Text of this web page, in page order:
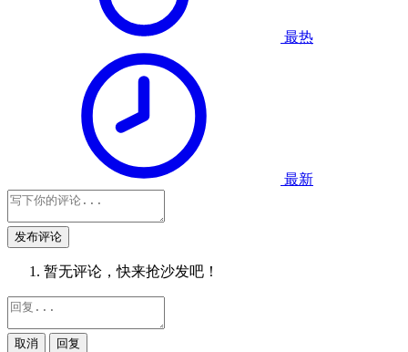
最热
最新
发布评论
暂无评论，快来抢沙发吧！
取消 回复